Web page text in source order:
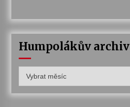
Humpolákův archiv
archiv